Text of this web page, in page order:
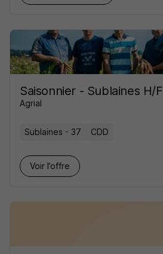
Saisonnier - Sublaines H/F
Agrial
Sublaines - 37 CDD
Voir l’offre